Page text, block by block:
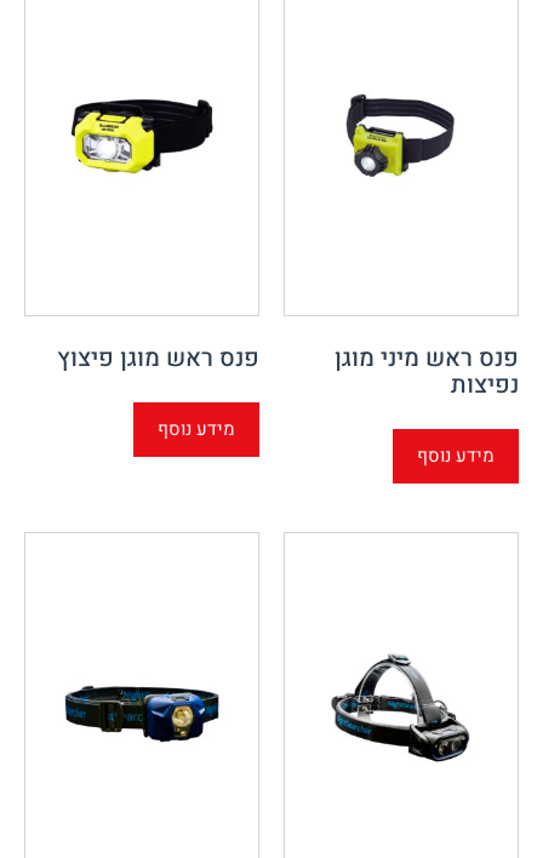
פנס ראש מיני מוגן
נפיצות
מידע נוסף
פנס ראש מוגן פיצוץ
מידע נוסף